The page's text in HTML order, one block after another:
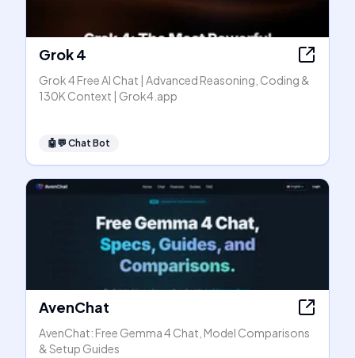
Grok 4
Grok 4 Free AI Chat | Advanced Reasoning, Coding &
130K Context | Grok4.app
🤖💬 Chat Bot
AvenChat
AvenChat: Free Gemma 4 Chat, Model Comparisons
& Setup Guides